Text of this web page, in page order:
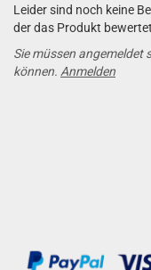
Leider sind noch keine
der das Produkt
Sie müssen angemeldet
können. Anmelden